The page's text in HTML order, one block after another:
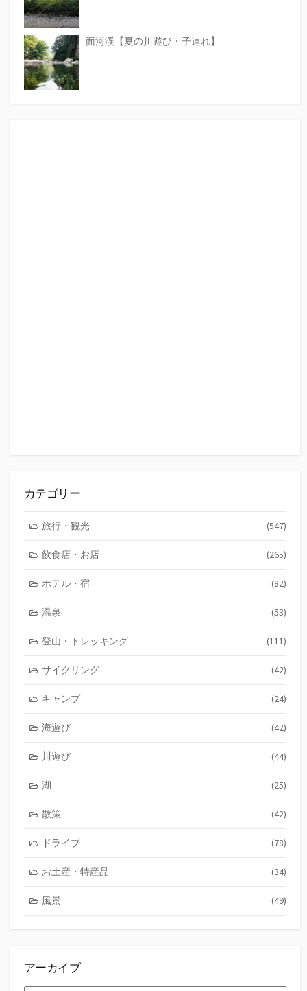
面河渓【夏の川遊び・子連れ】
カテゴリー
旅行・観光 (547)
飲食店・お店 (265)
ホテル・宿 (82)
温泉 (53)
登山・トレッキング (111)
サイクリング (42)
キャンプ (24)
海遊び (42)
川遊び (44)
湖 (25)
散策 (42)
ドライブ (78)
お土産・特産品 (34)
風景 (49)
アーカイブ